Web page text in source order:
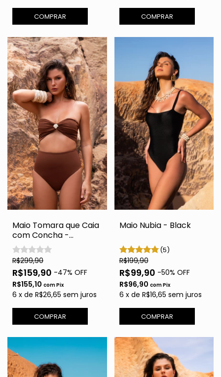
COMPRAR COMPRAR
Maio Tomara que Caia
com Concha -
Marrom
R$299,90
R$159,90 -47% OFF
R$155,10 comPix
6 x de R$26,65 sem juros
COMPRAR
Maio Nubia - Black
(5)
R$199,90
R$99,90 -50% OFF
R$96,90 comPix
6 x de R$16,65 sem juros
COMPRAR